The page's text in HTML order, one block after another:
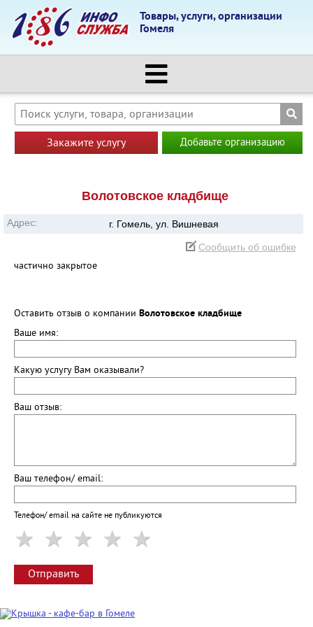
Товары, услуги, организации
Гомеля
Закажите услугу Добавьте организацию
Волотовское кладбище
Адрес: г. Гомель, ул. Вишневая
Сообщить об ошибке
частично закрытое
Оставить отзыв о компании Волотовское кладбище
Ваше имя:
Какую услугу Вам оказывали?
Ваш отзыв:
Ваш телефон/ email:
Телефон/ email на сайте не публикуются
Отправить